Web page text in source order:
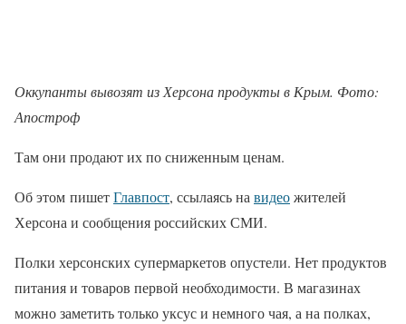
Оккупанты вывозят из Херсона продукты в Крым. Фото:
Апостроф
Там они продают их по сниженным ценам.
Об этом пишетГлавпост, ссылаясь навидеожителей
Херсона и сообщения российских СМИ.
Полки херсонских супермаркетов опустели. Нет продуктов
питания и товаров первой необходимости. В магазинах
можно заметить только уксус и немного чая, а на полках,